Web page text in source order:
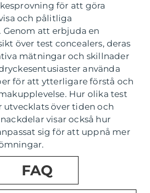
för att göra
och pålitliga
att erbjuda en
över test concealers, deras
mätningar och skillnader
använda
för att ytterligare förstå och
Hur olika test
utvecklats över tiden och
visar också hur
sig för att uppnå mer
FAQ